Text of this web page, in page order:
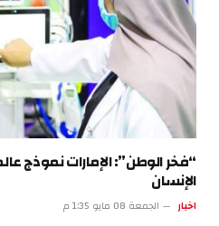
“فخر الوطن”: الإمارات نموذج
الإنسان
اخبار الجمعة 08 مايو 1:35 م